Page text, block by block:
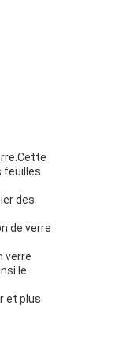
feuilles
des
de verre
verre
le
et plus